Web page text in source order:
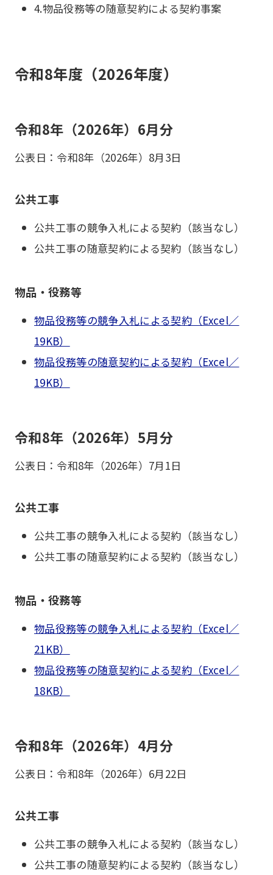
4.物品役務等の随意契約による契約事案
令和8年度（2026年度）
令和8年（2026年）6月分
公表日：令和8年（2026年）8月3日
公共工事
公共工事の競争入札による契約（該当なし）
公共工事の随意契約による契約（該当なし）
物品・役務等
物品役務等の競争入札による契約（Excel／
19KB）
物品役務等の随意契約による契約（Excel／
19KB）
令和8年（2026年）5月分
公表日：令和8年（2026年）7月1日
公共工事
公共工事の競争入札による契約（該当なし）
公共工事の随意契約による契約（該当なし）
物品・役務等
物品役務等の競争入札による契約（Excel／
21KB）
物品役務等の随意契約による契約（Excel／
18KB）
令和8年（2026年）4月分
公表日：令和8年（2026年）6月22日
公共工事
公共工事の競争入札による契約（該当なし）
公共工事の随意契約による契約（該当なし）